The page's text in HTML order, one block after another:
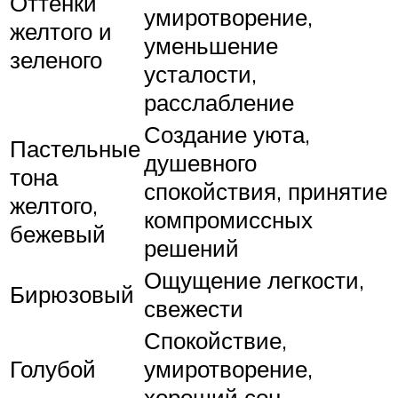
желтого и
зеленого
умиротворение,
уменьшение
усталости,
расслабление
Пастельные
тона
желтого,
бежевый
Создание уюта,
душевного
спокойствия, принятие
компромиссных
решений
Бирюзовый Ощущение легкости,
свежести
Голубой
Спокойствие,
умиротворение,